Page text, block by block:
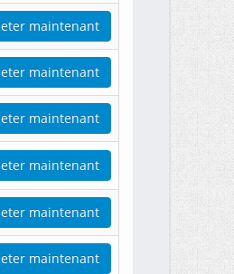
maintenant
maintenant
maintenant
maintenant
maintenant
maintenant